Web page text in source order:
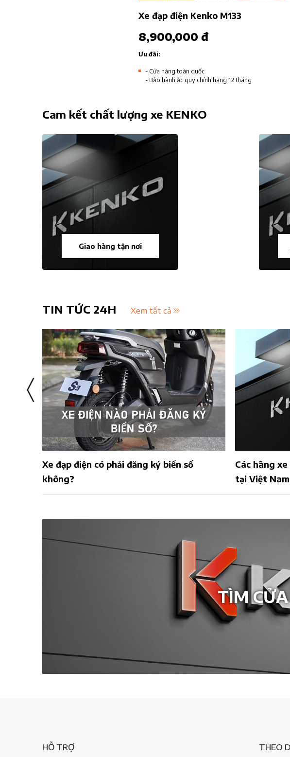
Xe đạp điện Kenko M133
8,900,000 đ
Ưu đãi:
- Cửa hàng toàn quốc
- Bảo hành ắc quy chính hãng 12 tháng
Cam kết chất lượng xe KENKO
Giao hàng tận nơi
TIN TỨC 24H Xem tất cả
Xe đạp điện có phải đăng ký biển số
không?
Các hãng
tại Việt Nam
TÌM
HỖ TRỢ THEO